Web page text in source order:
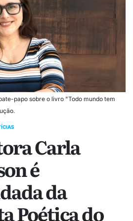
papo sobre o livro "Todo mundo tem
Carla
é
da
Poética do